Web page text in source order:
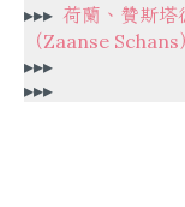
▸▸▸ 荷蘭、贊斯
（Zaanse
▸▸▸
▸▸▸